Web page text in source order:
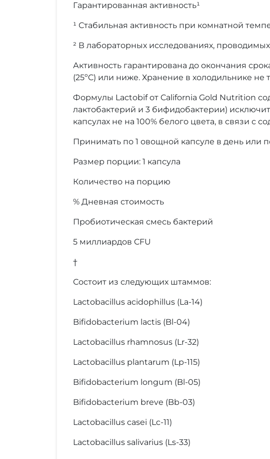
Гарантированная активность¹
¹ Стабильная активность при комнатной
² В лабораторных исследованиях,
Активность гарантирована до окончания
(25ºC) или ниже. Хранение в холодильнике не
Формулы Lactobif от California Gold Nutrition
лактобактерий и 3 бифидобактерии)
капсулах не на 100% белого цвета, в связи
Принимать по 1 овощной капсуле в день или
Размер порции: 1 капсула
Количество на порцию
% Дневная стоимость
Пробиотическая смесь бактерий
5 миллиардов CFU
†
Состоит из следующих штаммов:
Lactobacillus acidophillus (La-14)
Bifidobacterium lactis (Bl-04)
Lactobacillus rhamnosus (Lr-32)
Lactobacillus plantarum (Lp-115)
Bifidobacterium longum (Bl-05)
Bifidobacterium breve (Bb-03)
Lactobacillus casei (Lc-11)
Lactobacillus salivarius (Ls-33)